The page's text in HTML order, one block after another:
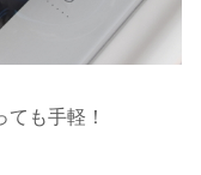
も手軽！